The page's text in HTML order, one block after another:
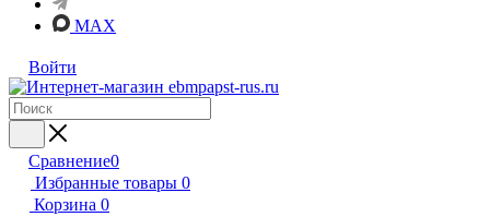
MAX
Войти
Сравнение0
Избранные товары 0
Корзина 0